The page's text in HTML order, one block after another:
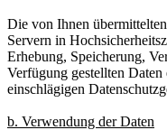
Die von Ihnen
Servern in
Erhebung, Speicherung,
Verfügung gestellten
einschlägigen
b. Verwendung der Daten